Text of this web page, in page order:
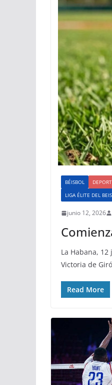
BÉISBOL
LIGA ÉLITE DEL
junio 12, 2026
La Habana,
Victoria de
Read More